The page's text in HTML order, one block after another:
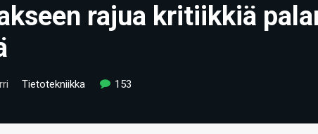
rajua kritiikkiä
Tietotekniikka 153